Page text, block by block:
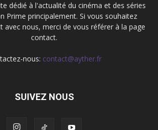
dédié à l'actualité du cinéma et des séries
Prime principalement. Si vous souhaitez
avec nous, merci de vous référer à la page
contact.
nous: contact@ayther.fr
SUIVEZ NOUS